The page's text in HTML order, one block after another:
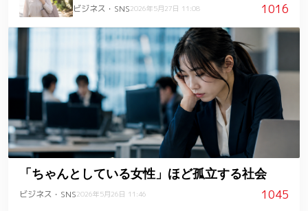
ビジネス・SNS2026年5月27日 11:08 1016
「ちゃんとしている女性」ほど孤立する社会
ビジネス・SNS2026年5月26日 11:46 1045